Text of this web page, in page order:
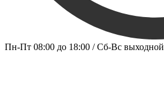
Пн-Пт 08:00 до 18:00 / Сб-Вс выходной